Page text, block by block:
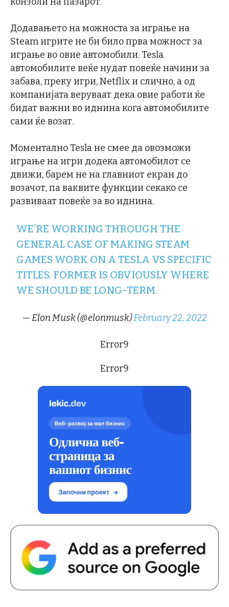
Додавањето на можноста за играње на
Steam игрите не би било прва можност за
играње во овие автомобили. Tesla
автомобилите веќе нудат повеќе начини за
забава, преку игри, Netflix и слично, а од
компанијата веруваат дека овие работи ќе
бидат важни во иднина кога автомобилите
сами ќе возат.
Моментално Tesla не смее да овозможи
играње на игри додека автомобилот се
движи, барем не на главниот екран до
возачот, па ваквите функции секако се
развиваат повеќе за во иднина.
WE’RE WORKING THROUGH THE
GENERAL CASE OF MAKING STEAM
GAMES WORK ON A TESLA VS SPECIFIC
TITLES. FORMER IS OBVIOUSLY WHERE
WE SHOULD BE LONG-TERM.
— Elon Musk (@elonmusk)February 22, 2022
Error9
Error9